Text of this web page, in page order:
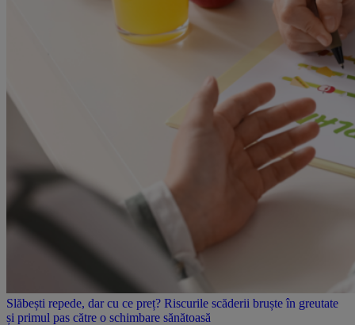
Slăbești repede, dar cu ce preț? Riscurile scăderii bruște în greutate
și primul pas către o schimbare sănătoasă